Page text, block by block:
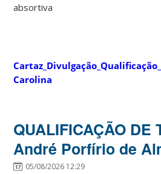
absortiva
Carolina
QUALIFICAÇÃO DE
André Porfírio de
05/08/2026 12:29